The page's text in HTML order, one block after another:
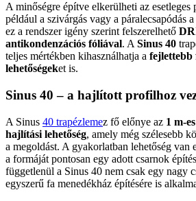
A minőségre építve elkerülheti az esetleges
például a szivárgás vagy a páralecsapódás
ez a rendszer igény szerint felszerelhető
antikondenzációs fóliával. A Sinus 40
teljes mértékben kihasználhatja a fejlettebb
lehetőségeket is.
Sinus 40 – a hajlított profilhoz
A Sinus 40 trapézlemez fő előnye az 1 m-
hajlítási lehetőség, amely még szélesebb
a megoldást. A gyakorlatban lehetőség van
a formáját pontosan egy adott csarnok
függetlenül a Sinus 40 nem csak egy nagy
egyszerű fa menedékház építésére is